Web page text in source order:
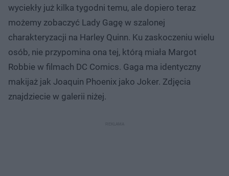
wyciekły już kilka tygodni temu, ale dopiero teraz
możemy zobaczyć Lady Gagę w szalonej
charakteryzacji na Harley Quinn. Ku zaskoczeniu wielu
osób, nie przypomina ona tej, którą miała Margot
Robbie w filmach DC Comics. Gaga ma identyczny
makijaż jak Joaquin Phoenix jako Joker. Zdjęcia
znajdziecie w galerii niżej.